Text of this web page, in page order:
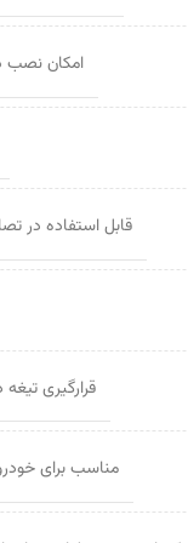
امکان نصب
قابل استفاده در
قرارگیری
مناسب برای